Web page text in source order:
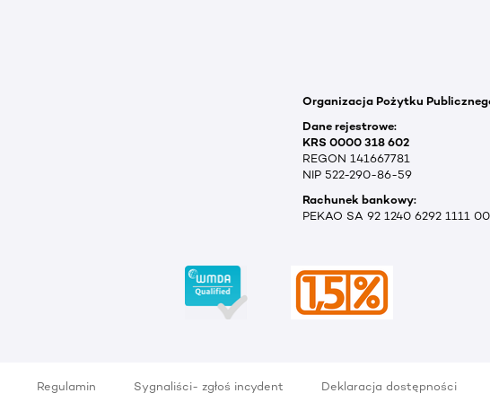
Organizacja Pożytku
Dane rejestrowe:
KRS 0000 318 602
REGON 141667781
NIP 522-290-86-59
Rachunek bankowy:
PEKAO SA 92 1240 6292 1111
Regulamin Sygnaliści- zgłoś incydent Deklaracja dostępności